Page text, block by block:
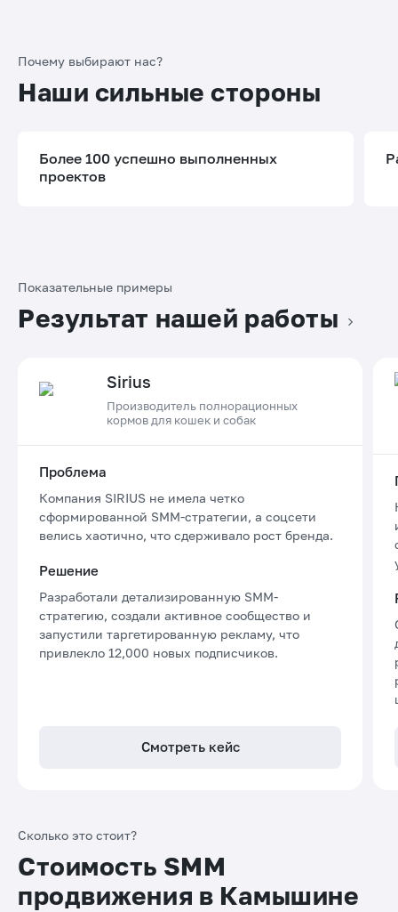
Почему выбирают нас?
Наши сильные стороны
Более 100 успешно выполненных
проектов
Показательные примеры
Результат нашей работы
Sirius
Производитель полнорационных
кормов для кошек и собак
Смотреть кейс
Проблема
Компания SIRIUS не имела четко
сформированной SMM-стратегии, а соцсети
велись хаотично, что сдерживало рост бренда.
Решение
Разработали детализированную SMM-
стратегию, создали активное сообщество и
запустили таргетированную рекламу, что
привлекло 12,000 новых подписчиков.
Сколько это стоит?
Стоимость SMM
продвижения в Камышине